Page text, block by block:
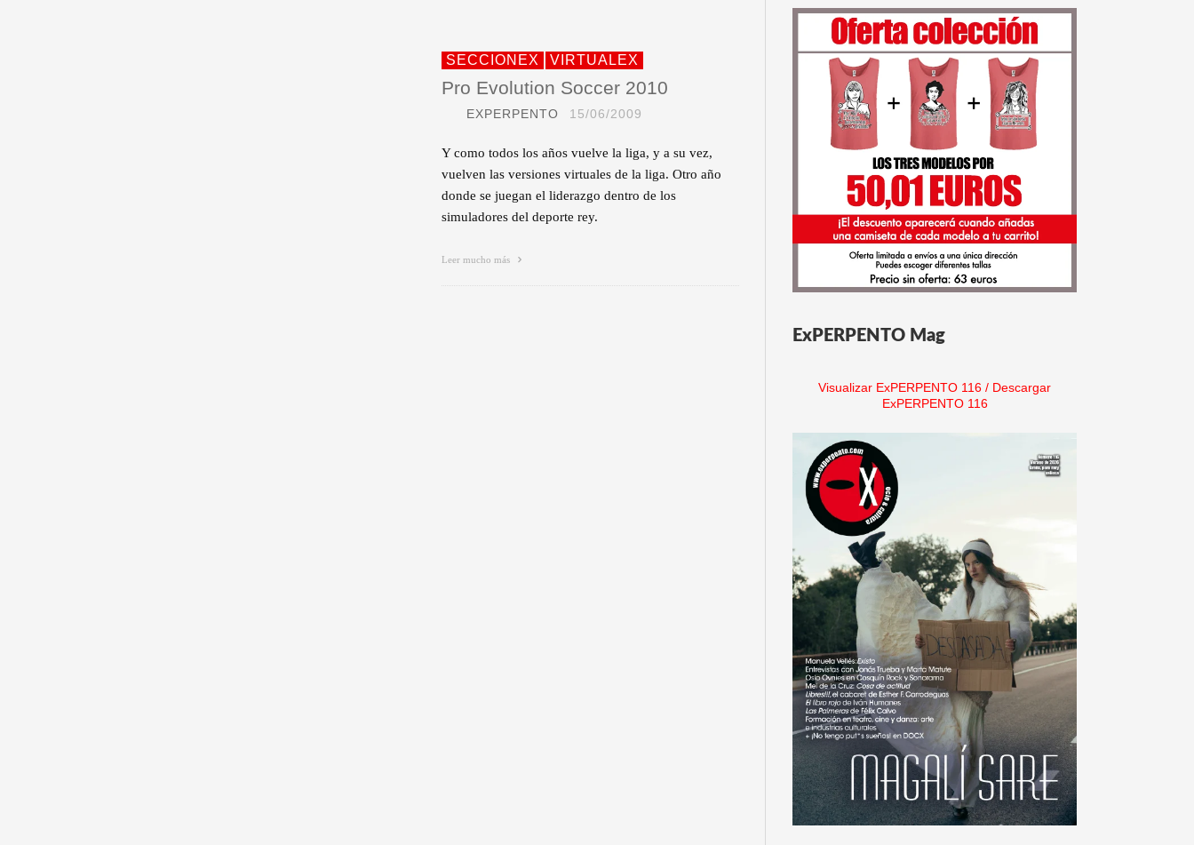
SECCIONEX VIRTUALEX
Pro Evolution Soccer 2010
EXPERPENTO 15/06/2009
Y como todos los años vuelve la liga, y a su vez,
vuelven las versiones virtuales de la liga. Otro año
donde se juegan el liderazgo dentro de los
simuladores del deporte rey.
Leer mucho más
ExPERPENTO Mag
Visualizar ExPERPENTO 116 / Descargar
ExPERPENTO 116